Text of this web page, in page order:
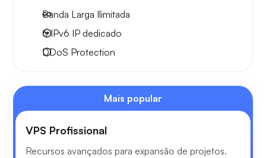
Banda Larga Ilimitada
6 IPv6 IP dedicado
DDoS Protection
Mais popular
VPS Profissional
Recursos avançados para expansão de projetos.